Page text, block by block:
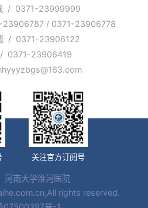
/ 0371-23999999
23906787 / 0371-23906778
/ 0371-23906122
0371-23906419
关注官方订阅号
河南大学淮河医院
rights reserved.